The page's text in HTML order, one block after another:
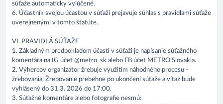
súťaže automaticky vylúčené.
6. Účastník svojou účasťou v súťaži prejavuje súhlas s pravidlami súťaže
uverejnenými v tomto štatúte.
VI. PRAVIDLÁ SÚŤAŽE
1. Základným predpokladom účasti v súťaži je napísanie súťažného
komentára na IG účet @metro_sk alebo FB účet METRO Slovakia.
2. Výhercov organizátor žrebuje využitím náhodného procesu -
žrebovania. Žrebovanie prebehne po ukončení súťaže a víťaz bude
vyhlásený do 31.3. 2026 do 17:00.
3. Súťažné komentáre alebo fotografie nesmú: